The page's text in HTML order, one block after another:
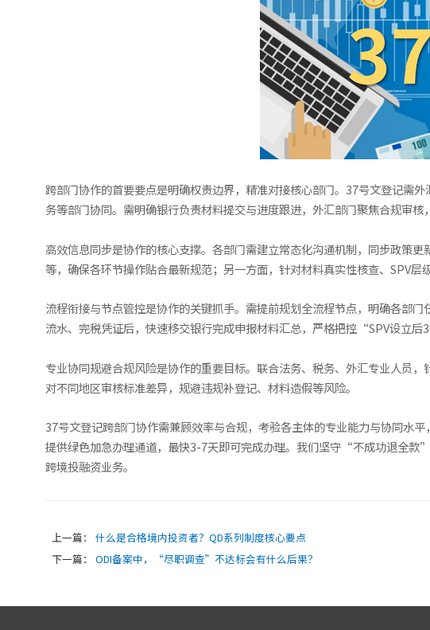
跨部门协作的首要要点是明确权责边界，精准对接核心部门。37号文登记需
务等部门协同。需明确银行负责材料提交与进度跟进，外汇部门聚焦合规审
高效信息同步是协作的核心支撑。各部门需建立常态化沟通机制，同步政策
等，确保各环节操作贴合最新规范；另一方面，针对材料真实性核查、SPV
流程衔接与节点管控是协作的关键抓手。需提前规划全流程节点，明确各部
流水、完税凭证后，快速移交银行完成申报材料汇总，严格把控“SPV设立后
专业协同规避合规风险是协作的重要目标。联合法务、税务、外汇专业人员
对不同地区审核标准差异，规避违规补登记、材料造假等风险。
37号文登记跨部门协作需兼顾效率与合规，考验各主体的专业能力与协同水
提供绿色加急办理通道，最快3-7天即可完成办理。我们坚守“不成功退全款
跨境投融资业务。
上一篇：
什么是合格境内投资者？QD系列制度核心要点
下一篇：
ODI备案中，“尽职调查”不达标会有什么后果？